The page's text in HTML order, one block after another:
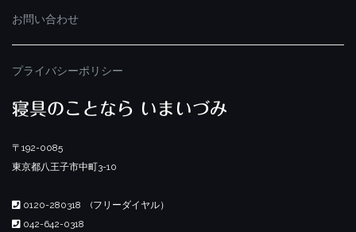
お問い合わせ
プライバシーポリシー
寝具のことなら いまいづみ
〒192-0085
東京都八王子市中町3-10
0120-280318 (フリーダイヤル）
042-642-0318